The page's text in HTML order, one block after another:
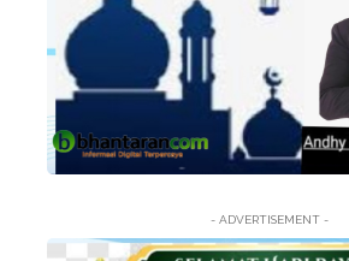
- ADVERTISEMENT -